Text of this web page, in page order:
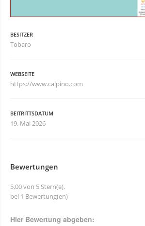
BESITZER
Tobaro
WEBSEITE
https://www.calpino.com
BEITRITTSDATUM
19. Mai 2026
Bewertungen
5,00 von 5 Stern(e),
bei 1 Bewertung(en)
Hier Bewertung abgeben: